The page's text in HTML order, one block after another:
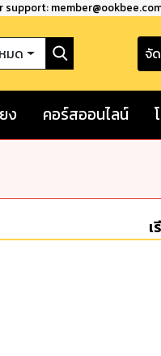
support:
มด จั
ง คอร์สออนไลน์